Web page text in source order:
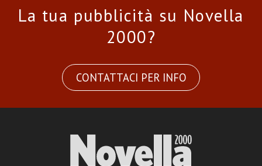
La tua pubblicità su Novella
2000?
CONTATTACI PER INFO